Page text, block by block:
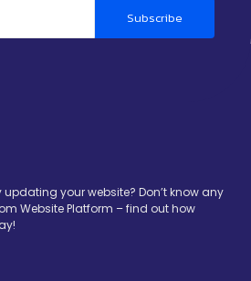
Subscribe
your website? Don’t know any
Website Platform – find out how